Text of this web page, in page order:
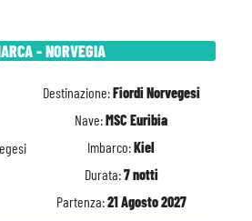
- NORVEGIA
Destinazione:Fiordi Norvegesi
Nave:MSC Euribia
Imbarco:Kiel
Durata:7 notti
Partenza:21 Agosto 2027